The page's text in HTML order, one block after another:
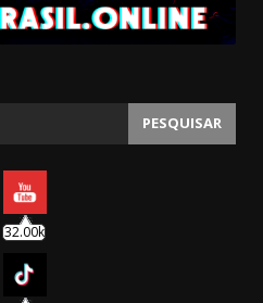
PESQUISAR
32.00k